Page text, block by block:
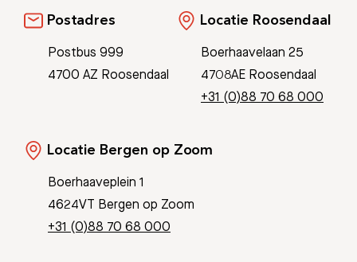
Postadres
Postbus 999
4700 AZ Roosendaal
Locatie Roosendaal
Boerhaavelaan 25
4708AE Roosendaal
+31 (0)88 70 68 000
Locatie Bergen op Zoom
Boerhaaveplein 1
4624VT Bergen op Zoom
+31 (0)88 70 68 000